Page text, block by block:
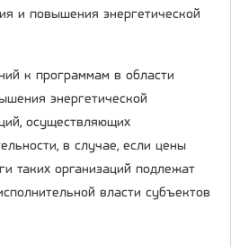
и повышения энергетической
к программам в области
энергетической
осуществляющих
в случае, если цены
таких организаций подлежат
власти субъектов